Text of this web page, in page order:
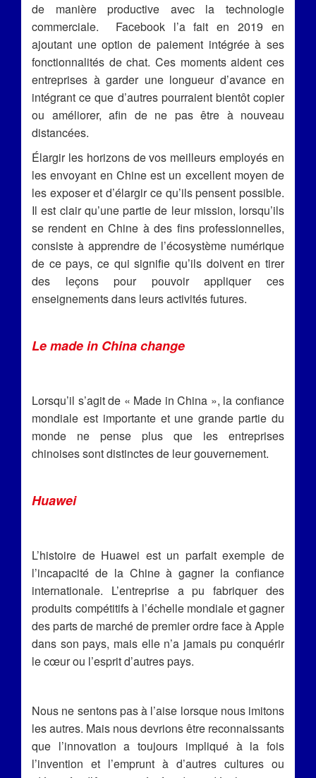
de manière productive avec la technologie
commerciale. Facebook l’a fait en 2019 en
ajoutant une option de paiement intégrée à ses
fonctionnalités de chat. Ces moments aident ces
entreprises à garder une longueur d’avance en
intégrant ce que d’autres pourraient bientôt copier
ou améliorer, afin de ne pas être à nouveau
distancées.
Élargir les horizons de vos meilleurs employés en
les envoyant en Chine est un excellent moyen de
les exposer et d’élargir ce qu’ils pensent possible.
Il est clair qu’une partie de leur mission, lorsqu’ils
se rendent en Chine à des fins professionnelles,
consiste à apprendre de l’écosystème numérique
de ce pays, ce qui signifie qu’ils doivent en tirer
des leçons pour pouvoir appliquer ces
enseignements dans leurs activités futures.
Le made in China change
Lorsqu’il s’agit de « Made in China », la confiance
mondiale est importante et une grande partie du
monde ne pense plus que les entreprises
chinoises sont distinctes de leur gouvernement.
Huawei
L’histoire de Huawei est un parfait exemple de
l’incapacité de la Chine à gagner la confiance
internationale. L’entreprise a pu fabriquer des
produits compétitifs à l’échelle mondiale et gagner
des parts de marché de premier ordre face à Apple
dans son pays, mais elle n’a jamais pu conquérir
le cœur ou l’esprit d’autres pays.
Nous ne sentons pas à l’aise lorsque nous imitons
les autres. Mais nous devrions être reconnaissants
que l’innovation a toujours impliqué à la fois
l’invention et l’emprunt à d’autres cultures ou